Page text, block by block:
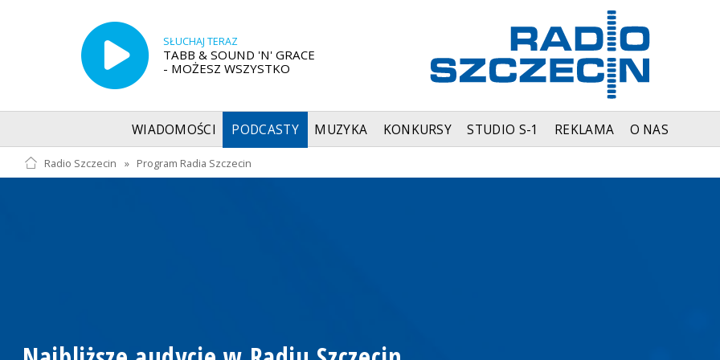
SŁUCHAJ TERAZ
TABB & SOUND 'N' GRACE
- MOŻESZ WSZYSTKO
WIADOMOŚCI PODCASTY MUZYKA KONKURSY STUDIO S-1 REKLAMA O NAS
Radio Szczecin » Program Radia Szczecin